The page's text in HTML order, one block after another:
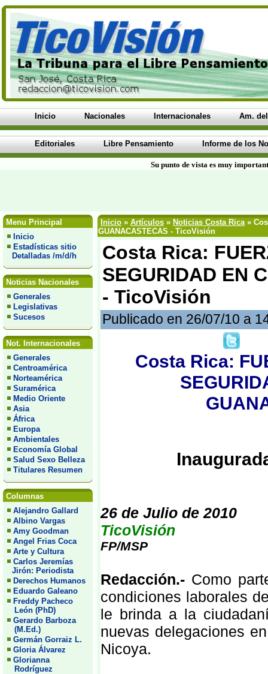
Inicio Nacionales Internacionales Am.
Editoriales Libre Pensamiento Informe de los
Su punto de vista es muy
Menu Principal
Inicio
Estadísticas sitio
Detalladas /m/d/h
Noticias Nacionales
Generales
Legislativas
Sucesos
Not. Internacionales
Generales
Centroamérica
Norteamérica
Suramérica
Medio Oriente
Asia
África
Europa
Ambientales
Economía Global
Salud Sexo Belleza
Titulares Resumen
Columnas
Alejandro Gallard
Albino Vargas
Amy Goodman
Angel Frias Coca
Arte y Cultura
Carlos Jeremías
Jirón: Periodista
Derechos Humanos
Eduardo Galeano
Freddy Pacheco
León (PhD)
Gerardo Barboza
(M.Ed.)
Germán Gorraiz L.
Gloria Álvarez
Glorianna
Rodríguez
Inicio » Artículos » Noticias Costa Rica»
GUANACASTECAS - TicoVisión
Costa Rica:
SEGURIDAD EN
- TicoVisión
Publicado en 26/07/10 a
Costa Rica:
26 de Julio de 2010
TicoVisión
FP/MSP
Redacción.- Como
condiciones laborales
le brinda a la
nuevas delegaciones
Nicoya.